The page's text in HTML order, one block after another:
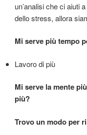
un’analisi che ci aiuti
dello stress, allora
Mi serve più tempo
Lavoro di più
Mi serve la mente
più?
Trovo un modo per